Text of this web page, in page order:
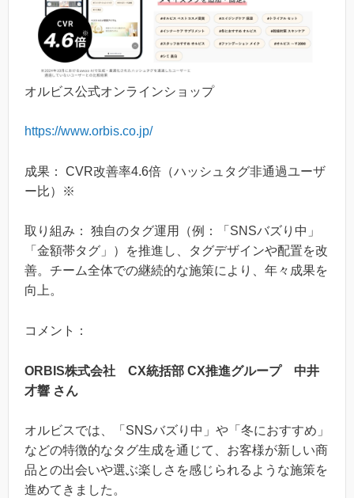
オルビス公式オンラインショップ
https://www.orbis.co.jp/
成果： CVR改善率4.6倍（ハッシュタグ非通過ユーザ
ー比）※
取り組み： 独自のタグ運用（例：「SNSバズり中」
「金額帯タグ」）を推進し、タグデザインや配置を改
善。チーム全体での継続的な施策により、年々成果を
向上。
コメント：
ORBIS株式会社 CX統括部 CX推進グループ 中井
才響 さん
オルビスでは、「SNSバズり中」や「冬におすすめ」
などの特徴的なタグ生成を通じて、お客様が新しい商
品との出会いや選ぶ楽しさを感じられるような施策を
進めてきました。